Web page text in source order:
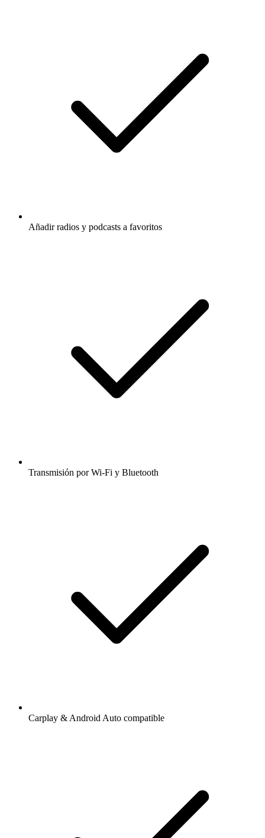
Añadir radios y podcasts a favoritos
Transmisión por Wi-Fi y Bluetooth
Carplay & Android Auto compatible